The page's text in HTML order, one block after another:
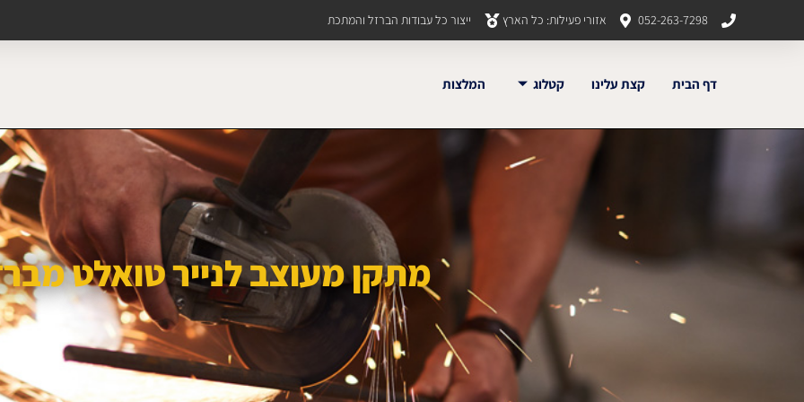
052-263-7298 אזורי פעילות: כל הארץ ייצור כל עבודות הברזל והמתכת
דף הבית קצת עלינו קטלוג המלצות
מתקן מעוצב לנייר טואלט